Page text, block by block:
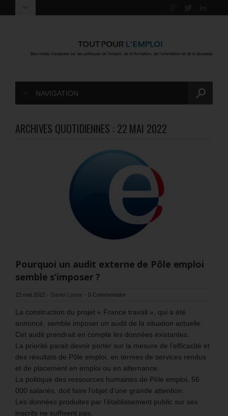
NAVIGATION
ARCHIVES QUOTIDIENNES : 22 MAI 2022
Pourquoi un audit externe de Pôle emploi
semble s’imposer ?
22 mai 2022 - Daniel Lamar - 0 Commentaire
La construction du projet « France travail », qui a été
annoncé, semble imposer un audit de la situation actuelle.
Cet audit prendrait en compte les données existantes.
La priorité parait devoir porter sur la mesure de l’efficacité et
des résultats de Pôle emploi, en termes de services rendus
et de placement en emploi ou en alternance.
La politique des ressources humaines de Pôle emploi, 56
000 salariés, doit faire l’objet d’une grande attention.
Les données produites par l’établissement public sur ses
inscrits ne suffisent pas.